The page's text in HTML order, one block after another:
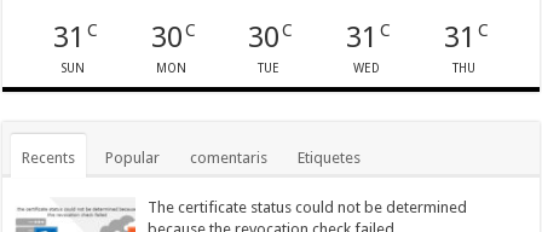
31 C
SUN
30C
MON
30 C
TUE
31 C
WED
31 C
THU
Recents Popular comentaris Etiquetes
The certificate status could not be determined